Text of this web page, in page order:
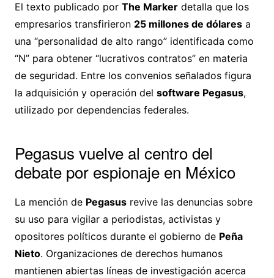
El texto publicado por The Markerdetalla que los
empresarios transfirieron 25 millones de dólaresa
una “personalidad de alto rango” identificada como
“N” para obtener “lucrativos contratos” en materia
de seguridad. Entre los convenios señalados figura
la adquisición y operación del software Pegasus,
utilizado por dependencias federales.
Pegasus vuelve al centro del
debate por espionaje en México
La mención de Pegasusrevive las denuncias sobre
su uso para vigilar a periodistas, activistas y
opositores políticos durante el gobierno de Peña
Nieto. Organizaciones de derechos humanos
mantienen abiertas líneas de investigación acerca